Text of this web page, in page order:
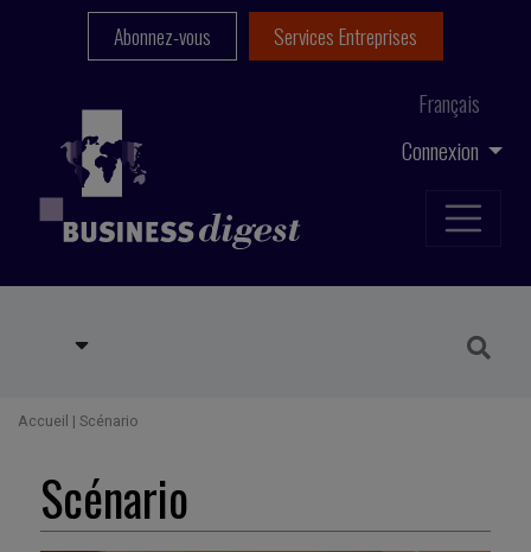
Connexion
Français
Abonnez-vous Services Entreprises
Accueil | Scénario
Scénario